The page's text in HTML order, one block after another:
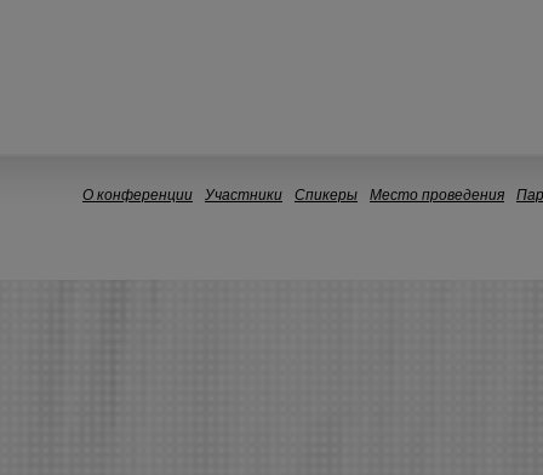
О конференции Участники Спикеры Место проведения